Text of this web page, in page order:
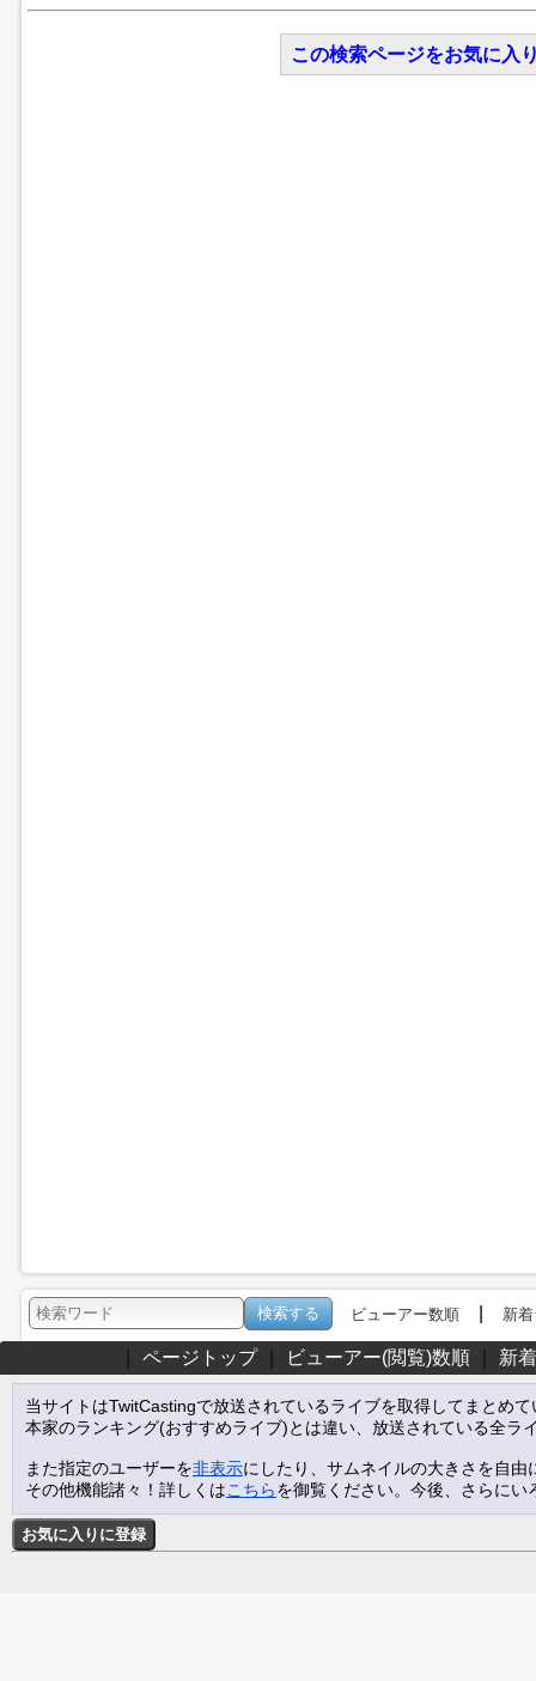
この検索ページをお気に入
ビューアー数順| 新
ページトップ｜ ビューアー(閲覧)数順｜ 新
当サイトはTwitCastingで放送されているライブを取得してまとめ
本家のランキング(おすすめライブ)とは違い、放送されている全ラ
また指定のユーザーを非表示にしたり、サムネイルの大きさを自
その他機能諸々！詳しくはこちらを御覧ください。今後、さらに